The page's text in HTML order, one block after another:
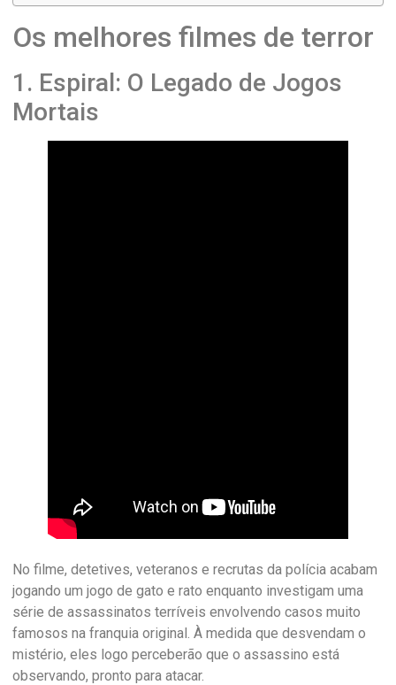
Os melhores filmes de terror
1. Espiral: O Legado de Jogos
Mortais
No filme, detetives, veteranos e recrutas da polícia acabam
jogando um jogo de gato e rato enquanto investigam uma
série de assassinatos terríveis envolvendo casos muito
famosos na franquia original. À medida que desvendam o
mistério, eles logo perceberão que o assassino está
observando, pronto para atacar.